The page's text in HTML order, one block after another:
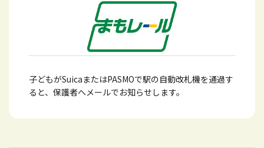
子どもがSuicaまたはPASMOで駅の自動改札機を通過す
ると、保護者へメールでお知らせします。